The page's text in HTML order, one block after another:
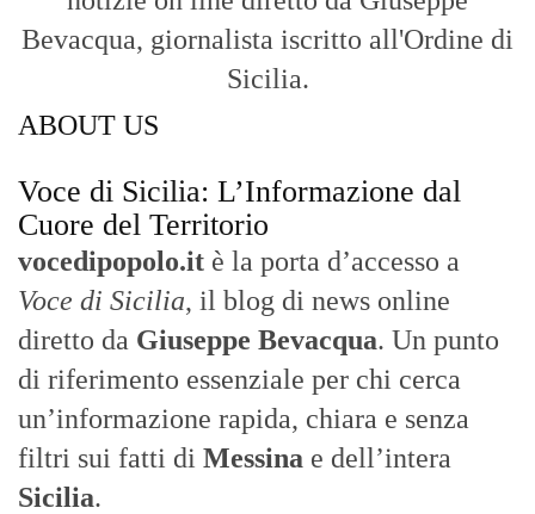
Bevacqua, giornalista iscritto all'Ordine di
Sicilia.
ABOUT US
Voce di Sicilia: L’Informazione dal
Cuore del Territorio
vocedipopolo.it è la porta d’accesso a
Voce di Sicilia, il blog di news online
diretto da Giuseppe Bevacqua. Un punto
di riferimento essenziale per chi cerca
un’informazione rapida, chiara e senza
filtri sui fatti di Messina e dell’intera
Sicilia.